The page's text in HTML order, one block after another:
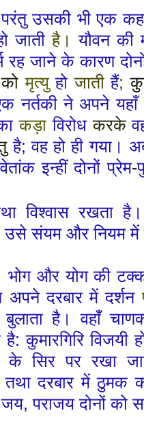
परंतु उसकी भी एक
जातीहै। यौवन की
रहजाने के कारण
कोमृत्युहोजातीहैं;
नर्तकी ने अपने
कड़ाविरोधकरके
है;वह हो ही गया।
इन्हीं दोनों प्रेम-
विश्वास रखता
उसे संयम और नियम में
भोग और योग की
अपने दरबार में दर्शन
है। वहाँ
है:कुमारगिरि विजयी
के सिर पर रखा
तथादरबार में ठुमक
जय,पराजय दोनों को